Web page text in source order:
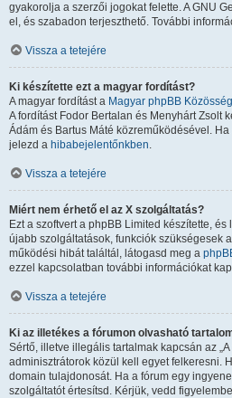
gyakorolja a szerzői jogokat felette. A GNU
el, és szabadon terjeszthető. További
Vissza a tetejére
Ki készítette ezt a magyar fordítást?
A magyar fordítást a Magyar phpBB Közösség
A fordítást Fodor Bertalan és Menyhárt Zsolt
Ádám és Bartus Máté közreműködésével.
jelezd a hibabejelentőnkben.
Vissza a tetejére
Miért nem érhető el az X szolgáltatás?
Ezt a szoftvert a phpBB Limited készítette,
újabb szolgáltatások, funkciók szükségesek
működési hibát találtál, látogasd meg a
ezzel kapcsolatban további információkat
Vissza a tetejére
Ki az illetékes a fórumon olvasható
Sértő, illetve illegális tartalmak kapcsán az
adminisztrátorok közül kell egyet felkeresni.
domain tulajdonosát. Ha a fórum egy
szolgáltatót értesítsd. Kérjük, vedd